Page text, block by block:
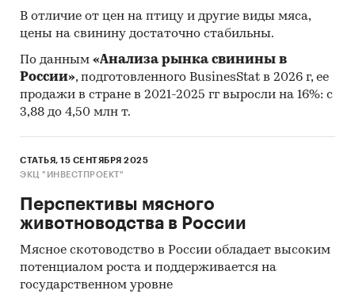
В отличие от цен на птицу и другие виды мяса,
цены на свинину достаточно стабильны.
По данным «Анализа рынка свинины в
России», подготовленного BusinesStat в 2026 г, ее
продажи в стране в 2021-2025 гг выросли на 16%: с
3,88 до 4,50 млн т.
СТАТЬЯ, 15 СЕНТЯБРЯ 2025
ЭКЦ "ИНВЕСТПРОЕКТ"
Перспективы мясного
животноводства в России
Мясное скотоводство в России обладает высоким
потенциалом роста и поддерживается на
государственном уровне